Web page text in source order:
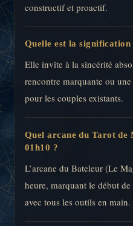
constructif et proactif.
Quelle est la signification
Elle invite à la sincérité
rencontre marquante ou
pour les couples existants.
Quel arcane du Tarot de
01h10 ?
L’arcane du Bateleur (Le
heure, marquant le début
avec tous les outils en main.